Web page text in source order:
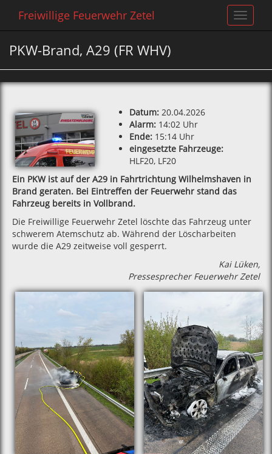
Toggle
Freiwillige Feuerwehr Zetel
PKW-Brand, A29 (FR WHV)
Datum: 20.04.2026
Alarm:14:02 Uhr
Ende: 15:14 Uhr
eingesetzte Fahrzeuge:
HLF20, LF20
Ein PKW ist auf der A29 in Fahrtrichtung Wilhelmshaven in
Brand geraten. Bei Eintreffen der Feuerwehr stand das
Fahrzeug bereits in Vollbrand.
Die Freiwillige Feuerwehr Zetel löschte das Fahrzeug unter
schwerem Atemschutz ab. Während der Löscharbeiten
wurde die A29 zeitweise voll gesperrt.
Kai Lüken,
Pressesprecher Feuerwehr Zetel